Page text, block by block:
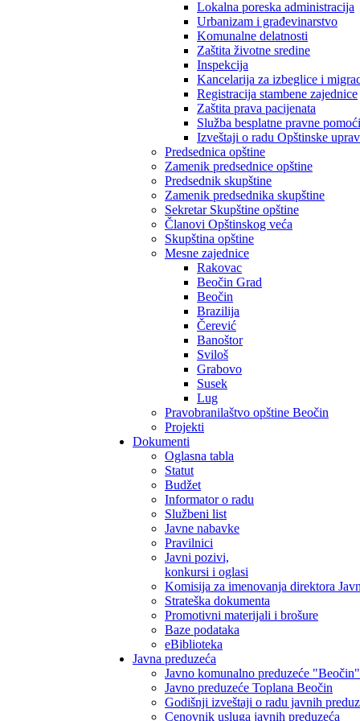
Lokalna poreska administracija
Urbanizam i građevinarstvo
Komunalne delatnosti
Zaštita životne sredine
Inspekcija
Kancelarija za izbeglice i
Registracija stambene zajednice
Zaštita prava pacijenata
Služba besplatne pravne pomoći
Izveštaji o radu Opštinske
Predsednica opštine
Zamenik predsednice opštine
Predsednik skupštine
Zamenik predsednika skupštine
Sekretar Skupštine opštine
Članovi Opštinskog veća
Skupština opštine
Mesne zajednice
Rakovac
Beočin Grad
Beočin
Brazilija
Čerević
Banoštor
Sviloš
Grabovo
Susek
Lug
Pravobranilaštvo opštine Beočin
Projekti
Dokumenti
Oglasna tabla
Statut
Budžet
Informator o radu
Službeni list
Javne nabavke
Pravilnici
Javni pozivi,
konkursi i oglasi
Komisija za imenovanja direktora
Strateška dokumenta
Promotivni materijali i brošure
Baze podataka
eBiblioteka
Javna preduzeća
Javno komunalno preduzeće "Beočin"
Javno preduzeće Toplana Beočin
Godišnji izveštaji o radu javnih
Cenovnik usluga javnih preduzeća